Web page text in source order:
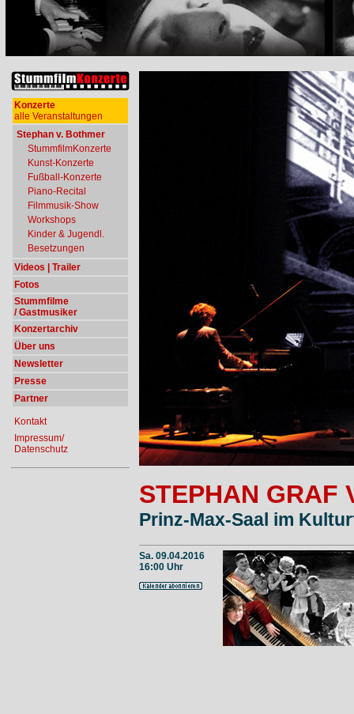
Konzerte
alle Veranstaltungen
Stephan v. Bothmer
StummfilmKonzerte
Kunst-Konzerte
Fußball-Konzerte
Piano-Recital
Filmmusik-Show
Workshops
Kinder & Jugendl.
Besetzungen
Videos | Trailer
Fotos
Stummfilme
/ Gastmusiker
Konzertarchiv
Über uns
Newsletter
Presse
Partner
Kontakt
Impressum/
Datenschutz
STEPHAN GRAF
Prinz-Max-Saal im
Sa. 09.04.2016
16:00 Uhr